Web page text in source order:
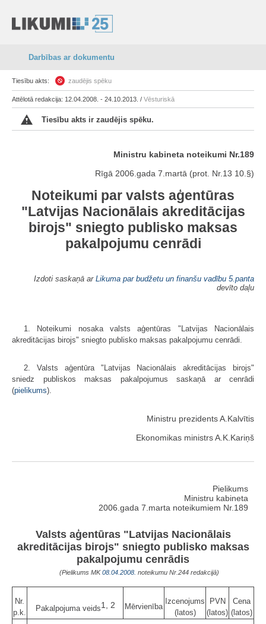
Darbības ar dokumentu
Tiesību akts: zaudējis spēku
Attēlotā redakcija: 12.04.2008. - 24.10.2013. / Vēsturiskā
Tiesību akts ir zaudējis spēku.
Ministru kabineta noteikumi Nr.189
Rīgā 2006.gada 7.martā (prot. Nr.13 10.§)
Noteikumi par valsts aģentūras
"Latvijas Nacionālais akreditācijas
birojs" sniegto publisko maksas
pakalpojumu cenrādi
Izdoti saskaņā ar Likuma par budžetu un finanšu vadību 5.panta
devīto daļu
1. Noteikumi nosaka valsts aģentūras "Latvijas Nacionālais
akreditācijas birojs" sniegto publisko maksas pakalpojumu cenrādi.
2. Valsts aģentūra "Latvijas Nacionālais akreditācijas birojs"
sniedz publiskos maksas pakalpojumus saskaņā ar cenrādi
(pielikums).
Ministru prezidents A.Kalvītis
Ekonomikas ministrs A.K.Kariņš
Pielikums
Ministru kabineta
2006.gada 7.marta noteikumiem Nr.189
Valsts aģentūras "Latvijas Nacionālais
akreditācijas birojs" sniegto publisko maksas
pakalpojumu cenrādis
(Pielikums MK08.04.2008. noteikumu Nr.244 redakcijā)
Nr.
p.k.
Pakalpojuma veids1, 2 Mērvienība
Izcenojums
(latos)
PVN
(latos)
Cena
(latos)